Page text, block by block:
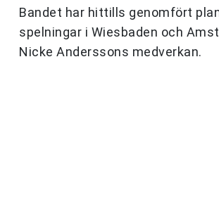
Bandet har hittills genomfört
spelningar i Wiesbaden och
Nicke Anderssons medverkan.